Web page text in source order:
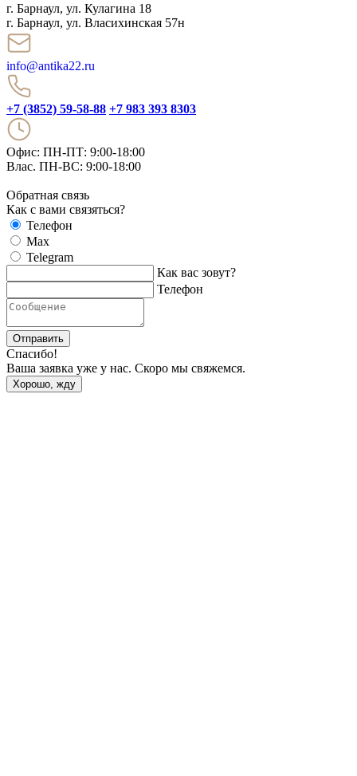
г. Барнаул, ул. Кулагина 18
г. Барнаул, ул. Власихинская 57н
info@antika22.ru
+7 (3852) 59-58-88 +7 983 393 8303
Офис: ПН-ПТ: 9:00-18:00
Влас. ПН-ВС: 9:00-18:00
Обратная связь
Как с вами связяться?
Телефон
Max
Telegram
Как вас зовут?
Телефон
Отправить
Спасибо!
Ваша заявка уже у нас. Скоро мы свяжемся.
Хорошо, жду